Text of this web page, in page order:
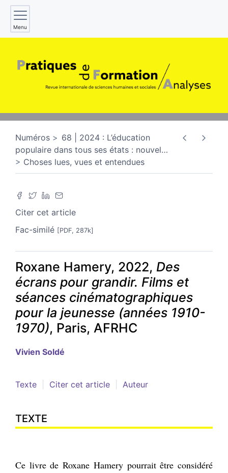
Menu
Numéros
68 | 2024 : L’éducation
populaire dans tous ses états : nouvel…
Choses lues, vues et entendues
Citer cet article
Fac-similé [PDF, 287k]
Roxane Hamery, 2022, Des
écrans pour grandir. Films et
séances cinématographiques
pour la jeunesse (années 1910-
1970), Paris, AFRHC
Vivien Soldé
Texte Citer cet article Auteur
TEXTE
Ce livre de Roxane Hamery pourrait être considéré